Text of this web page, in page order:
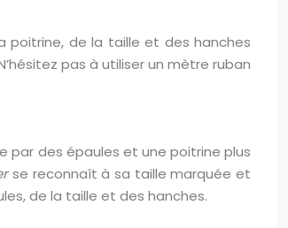
poitrine, de la taille et des hanches
pas à utiliser un mètre ruban
par des épaules et une poitrine plus
se reconnaît à sa taille marquée et
de la taille et des hanches.